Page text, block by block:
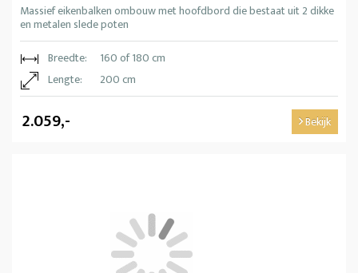
Massief eikenbalken ombouw met hoofdbord die bestaat uit 2 dikke
en metalen slede poten
Breedte:
160 of 180 cm
Lengte:
200 cm
2.059,- Bekijk